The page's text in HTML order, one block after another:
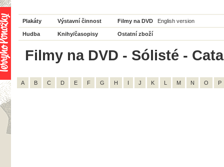
Plakáty Výstavní činnost Filmy na DVD English version
Hudba Knihy/časopisy Ostatní zboží
Filmy na DVD - Sólisté -
A B C D E F G H I J K L M N O P